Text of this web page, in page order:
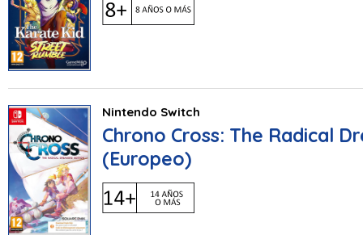
Nintendo Switch
Chrono Cross: The Radical
(Europeo)